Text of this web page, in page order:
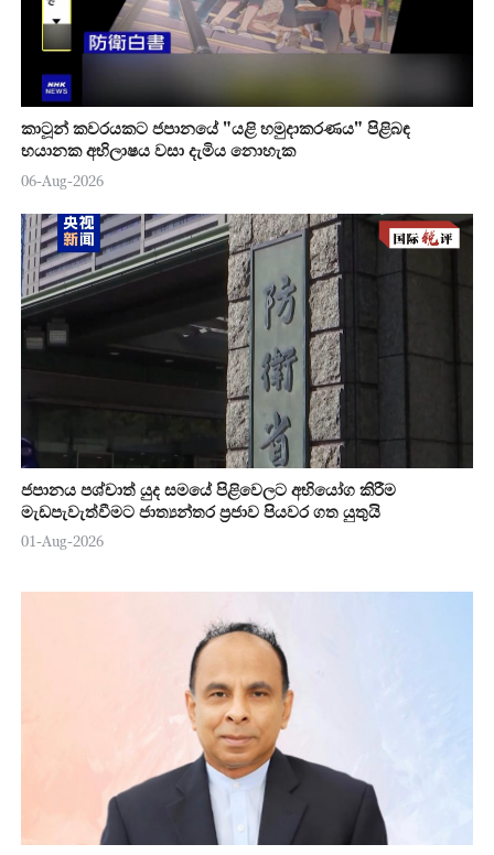
කාටූන් කවරයකට ජපානයේ "යළි හමුදාකරණය" පිළිබඳ
භයානක අභිලාෂය වසා දැමිය නොහැක
06-Aug-2026
ජපානය පශ්චාත් යුද සමයේ පිළිවෙලට අභියෝග කිරීම
මැඩපැවැත්වීමට ජාත්‍යන්තර ප්‍රජාව පියවර ගත යුතුයි
01-Aug-2026